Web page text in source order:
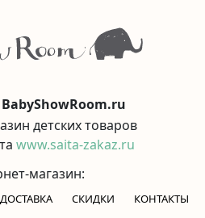
BabyShowRoom.ru
детских товаров
www.saita-zakaz.ru
магазин:
ДОСТАВКА СКИДКИ
КОНТАКТЫ